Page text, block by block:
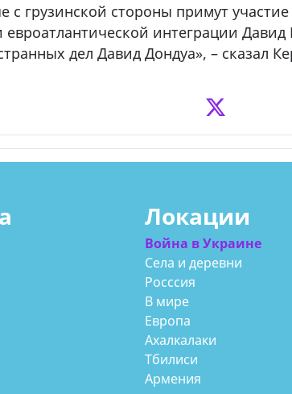
с грузинской стороны примут
евроатлантической интеграции
дел Давид Дондуа», – сказал
Локации
Война в Украине
Села и деревни
Росссия
В мире
Европа
Ахалкалаки
Тбилиси
Армения